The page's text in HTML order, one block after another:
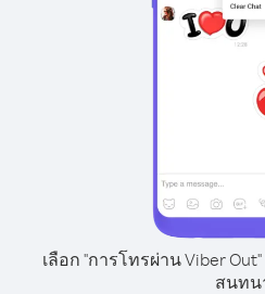
เลือก "การโทรผ่าน Viber
สนทน